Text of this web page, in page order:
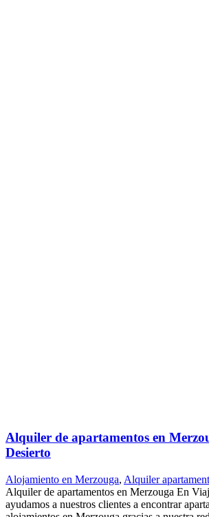
Alquiler de apartamentos en
Desierto
Alojamiento en Merzouga, Alquiler
Alquiler de apartamentos en Merzouga En
ayudamos a nuestros clientes a encontrar